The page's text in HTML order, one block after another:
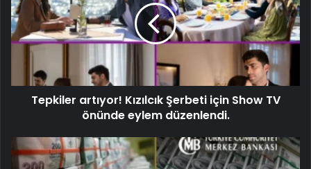
Tepkiler artıyor! Kızılcık Şerbeti için Show TV
önünde eylem düzenlendi.